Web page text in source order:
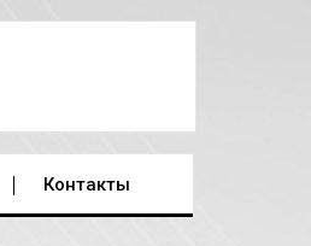
Контакты